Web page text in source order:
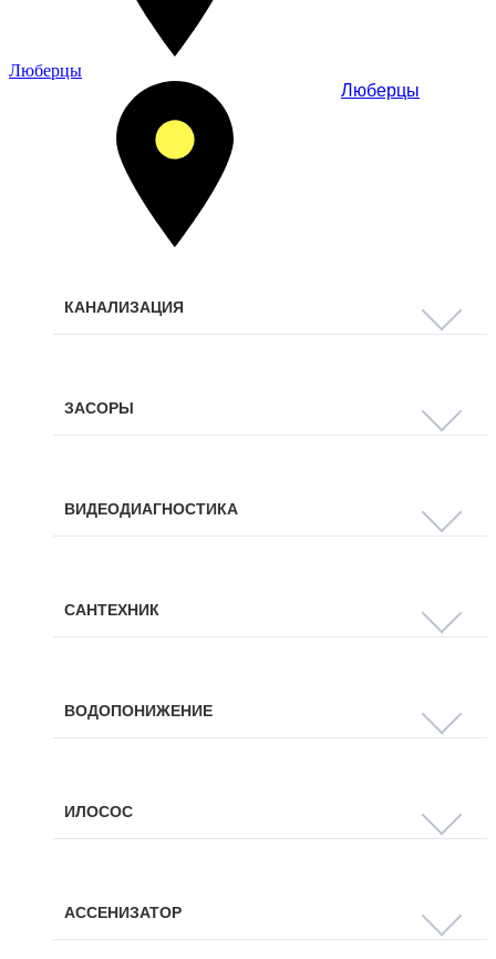
Люберцы
Люберцы
КАНАЛИЗАЦИЯ
ЗАСОРЫ
ВИДЕОДИАГНОСТИКА
САНТЕХНИК
ВОДОПОНИЖЕНИЕ
ИЛОСОС
АССЕНИЗАТОР